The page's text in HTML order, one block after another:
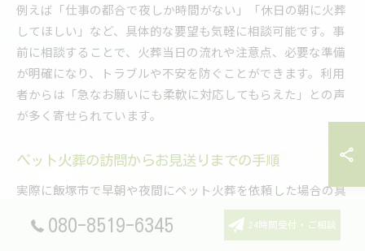
例えば「仕事の都合で夜しか時間がない」「休日の朝に火葬
してほしい」など、具体的な要望も気軽に相談可能です。事
前に相談することで、火葬当日の流れや注意点、必要な準備
が明確になり、トラブルや不安を防ぐことができます。利用
者からは「急なお願いにも柔軟に対応してもらえた」との声
が多く寄せられています。
ペット火葬の訪問からお見送りまでの手順
実際に飯塚市で早朝や夜間にペット火葬を依頼した場合の具
体的な手順を紹介します。まず、ペット訪問火葬ポピーに連
絡し、日時と場所を決めます。当日は火葬車が指定場所に到
080-8519-6345 24時間受付・ご相談